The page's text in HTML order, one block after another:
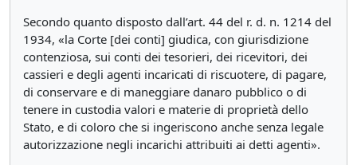
Secondo quanto disposto dall’art. 44 del r. d. n. 1214 del
1934, «la Corte [dei conti] giudica, con giurisdizione
contenziosa, sui conti dei tesorieri, dei ricevitori, dei
cassieri e degli agenti incaricati di riscuotere, di pagare,
di conservare e di maneggiare danaro pubblico o di
tenere in custodia valori e materie di proprietà dello
Stato, e di coloro che si ingeriscono anche senza legale
autorizzazione negli incarichi attribuiti ai detti agenti».